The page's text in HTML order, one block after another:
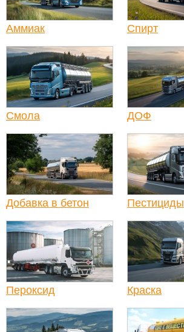
Аммиак Спирт
Смола ДОФ
Добавка в бетон Пестициды
Пероксид Краска